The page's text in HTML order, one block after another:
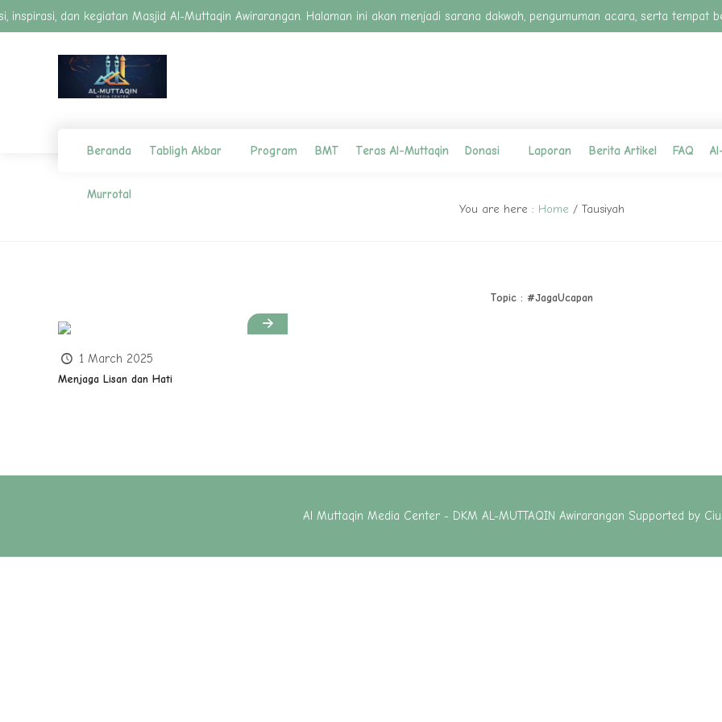
dan kegiatan Masjid Al-Muttaqin Awirarangan. Halaman ini akan menjadi sarana dakwah, pengumuman acara, serta tempat
Beranda Tabligh Akbar Program BMT Teras Al-Muttaqin Donasi Laporan Berita Artikel FAQ
Murrotal
You are here : Home / Tausiyah
Topic : #JagaUcapan
1 March 2025
Menjaga Lisan dan Hati
Al Muttaqin Media Center - DKM AL-MUTTAQIN Awirarangan Supported by